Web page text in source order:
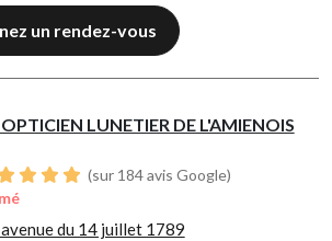
un rendez-vous
LUNETIER DE L'AMIENOIS
(sur 184 avis Google)
du 14 juillet 1789